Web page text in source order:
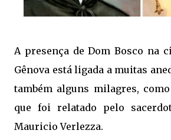
A presença de Dom Bosco na
Gênova está ligada a muitas
também alguns milagres,
que foi relatado pelo
Mauricio Verlezza.